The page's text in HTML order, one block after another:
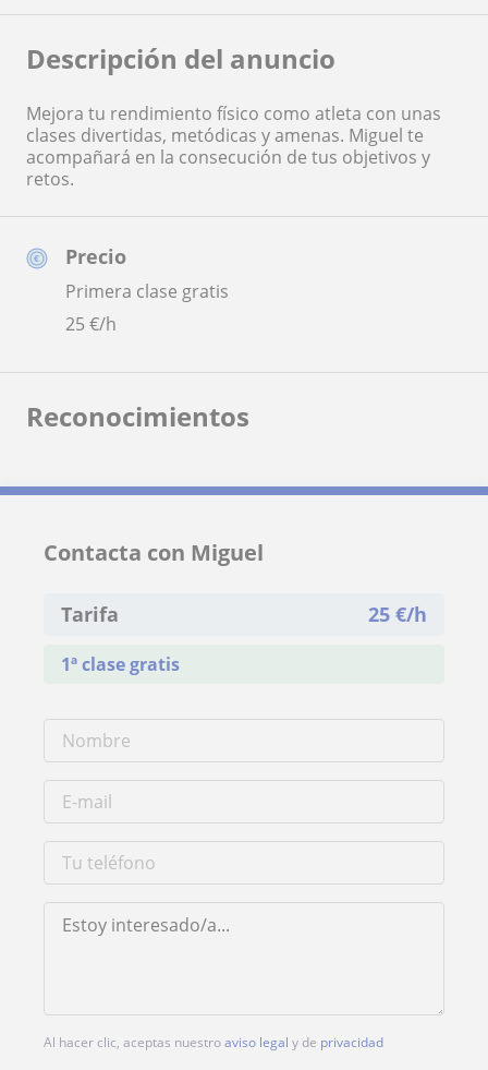
Precio
Primera clase gratis
25€/h
Descripción del anuncio
Mejora tu rendimiento físico como atleta con unas
clases divertidas, metódicas y amenas. Miguel te
acompañará en la consecución de tus objetivos y
retos.
Reconocimientos
Contacta con Miguel
Tarifa 25 €/h
1ª clase gratis
Al hacer clic, aceptas nuestroaviso legal y de privacidad